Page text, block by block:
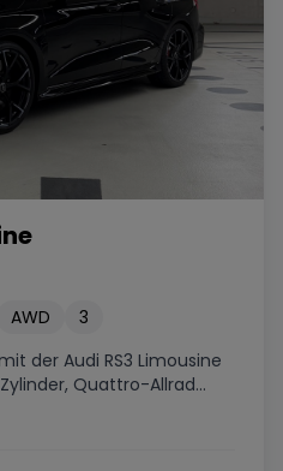
AWD
3
der Audi RS3 Limousine
Quattro-Allrad...